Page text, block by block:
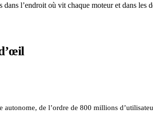
dans l’endroit où vit chaque moteur et dans
autonome, de l’ordre de 800 millions